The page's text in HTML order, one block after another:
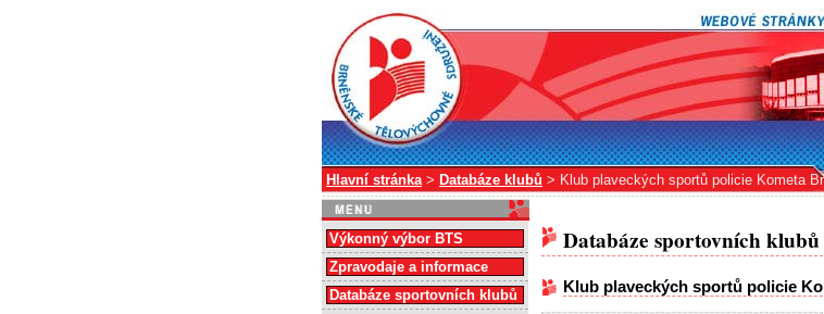
Hlavní stránka> Databáze klubů > Klub plaveckých sportů policie Kometa Br
Databáze sportovních
Klub plaveckých sportů policie
Výkonný výbor BTS
Zpravodaje a informace
Databáze sportovních klubů